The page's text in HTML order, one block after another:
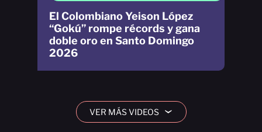
El Colombiano Yeison López
“Gokú” rompe récords y gana
doble oro en Santo Domingo
2026
VER MÁS VIDEOS ›